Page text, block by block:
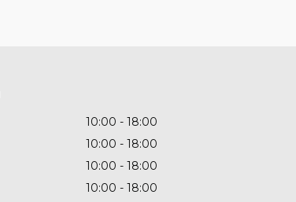
10:00
18:00
10:00
18:00
10:00
18:00
10:00
18:00